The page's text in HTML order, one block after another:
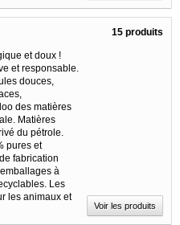
et doux !
et responsable.
douces,
des matières
Matières
du pétrole.
pures et
fabrication
à
Les
les animaux et
15 produits
Voir les produits